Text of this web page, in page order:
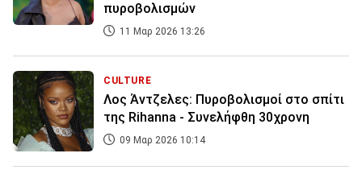
πυροβολισμών
11 Μαρ 2026 13:26
CULTURE
Λος Άντζελες: Πυροβολισμοί στο σπίτι
της Rihanna - Συνελήφθη 30χρονη
09 Μαρ 2026 10:14